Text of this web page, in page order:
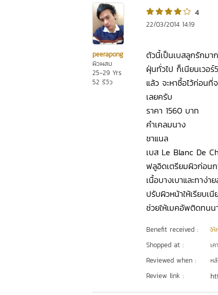
peerapong
ผิวผสม
25-29 Yrs
52 รีวิว
4
22/03/2014 14:19
ตัวนี้เป็นเบสลูกรักม
ฝุ่นทั่วไป ก็เนียนเวอ
แล้ว จะหาชื้อไว้ก่อน
เลยครับ
ราคา 1560 บาท
คำเคลมนาง
ชาแนล
เบส Le Blanc De
ฟลูอิดเตรียมผิวก่อนก
เนื้อบางเบาและทาง่า
ปรับผิวหน้าให้เรียบเนี
ช่วยให้เมคอัพติดทนน
Benefit received : ใ
Shopped at : เ
Reviewed when : ห
Review link :